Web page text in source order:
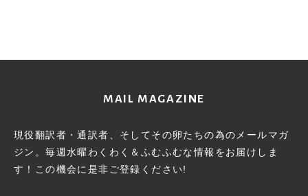
MAIL MAGAZINE
現役翻訳者・通訳者、そしてその卵たちの為のメールマガ
ジン。毎週水曜わくわく＆ふむふむな情報をお届けしま
す！この機会に是非ご登録ください!